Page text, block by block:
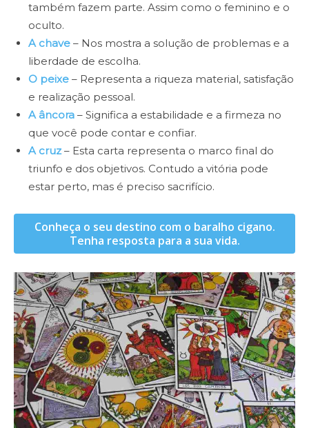
também fazem parte. Assim como o feminino e o
oculto.
A chave – Nos mostra a solução de problemas e a
liberdade de escolha.
O peixe – Representa a riqueza material, satisfação
e realização pessoal.
A âncora – Significa a estabilidade e a firmeza no
que você pode contar e confiar.
A cruz – Esta carta representa o marco final do
triunfo e dos objetivos. Contudo a vitória pode
estar perto, mas é preciso sacrifício.
Conheça o seu destino com o baralho cigano.
Tenha resposta para a sua vida.